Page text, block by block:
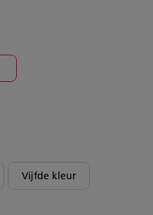
Vijfde kleur